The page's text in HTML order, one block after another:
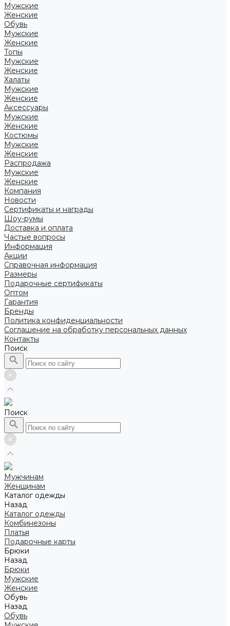
Мужские
Женские
Обувь
Мужские
Женские
Топы
Мужские
Женские
Халаты
Мужские
Женские
Аксессуары
Мужские
Женские
Костюмы
Мужские
Женские
Распродажа
Мужские
Женские
Компания
Новости
Сертификаты и награды
Шоу-румы
Доставка и оплата
Частые вопросы
Информация
Акции
Справочная информация
Размеры
Подарочные сертификаты
Оптом
Гарантия
Бренды
Политика конфиденциальности
Соглашение на обработку персональных данных
Контакты
Поиск
Поиск
Мужчинам
Женщинам
Каталог одежды
Назад
Каталог одежды
Комбинезоны
Платья
Подарочные карты
Брюки
Назад
Брюки
Мужские
Женские
Обувь
Назад
Обувь